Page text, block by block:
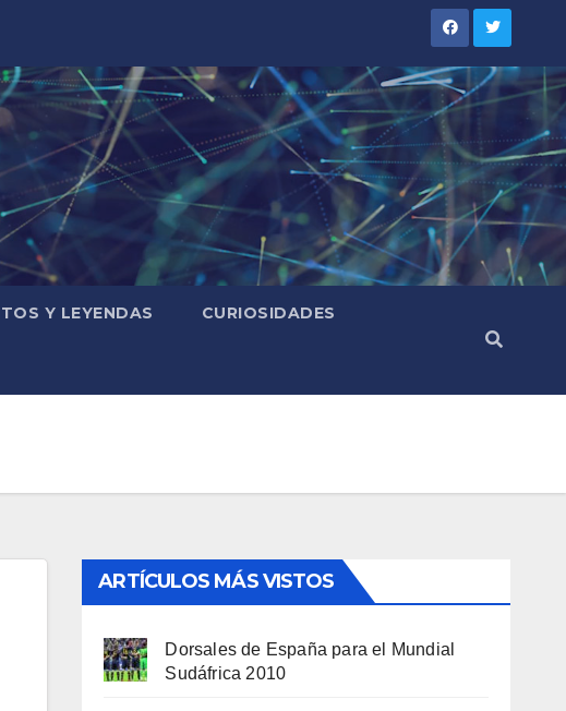
Y LEYENDAS CURIOSIDADES
ARTÍCULOS MÁS VISTOS
Dorsales de España para el Mundial
Sudáfrica 2010